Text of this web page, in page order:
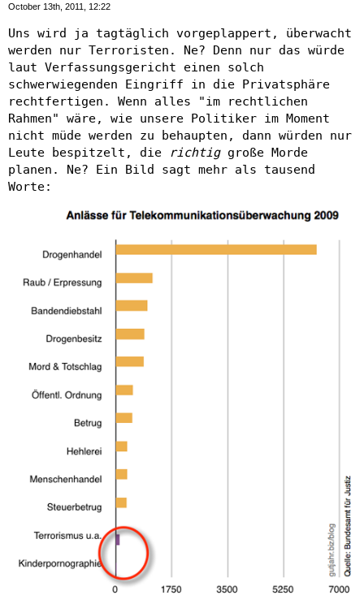
October 13th, 2011, 12:22
Uns wird ja tagtäglich vorgeplappert, überwacht
werden nur Terroristen. Ne? Denn nur das würde
laut Verfassungsgericht einen solch
schwerwiegenden Eingriff in die Privatsphäre
rechtfertigen. Wenn alles "im rechtlichen
Rahmen" wäre, wie unsere Politiker im Moment
nicht müde werden zu behaupten, dann würden nur
Leute bespitzelt, die
richtiggroße Morde
planen. Ne? Ein Bild sagt mehr als tausend
Worte: